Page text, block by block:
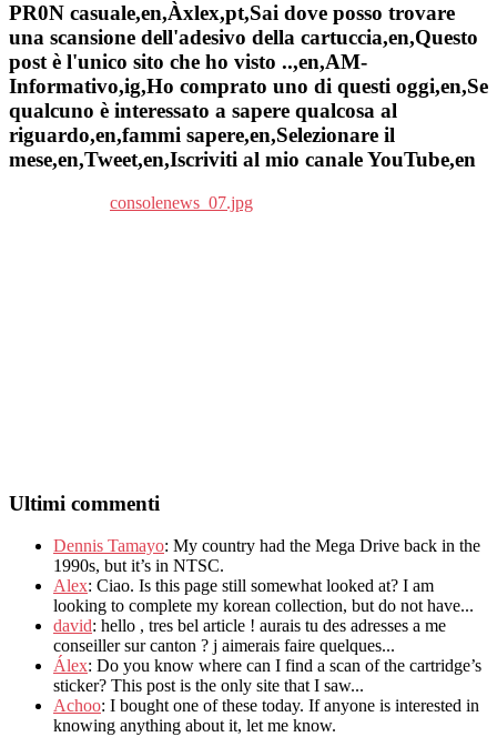
PR0N casuale,en,Àxlex,pt,Sai dove posso trovare
una scansione dell'adesivo della cartuccia,en,Questo
post è l'unico sito che ho visto ..,en,AM-
Informativo,ig,Ho comprato uno di questi oggi,en,Se
qualcuno è interessato a sapere qualcosa al
riguardo,en,fammi sapere,en,Selezionare il
mese,en,Tweet,en,Iscriviti al mio canale YouTube,en
Ultimi commenti
Dennis Tamayo: My country had the Mega Drive back in the
1990s, but it’s in NTSC.
Alex: Ciao. Is this page still somewhat looked at? I am
looking to complete my korean collection, but do not have...
david: hello , tres bel article ! aurais tu des adresses a me
conseiller sur canton ? j aimerais faire quelques...
Álex: Do you know where can I find a scan of the cartridge’s
sticker? This post is the only site that I saw...
Achoo: I bought one of these today. If anyone is interested in
knowing anything about it, let me know.